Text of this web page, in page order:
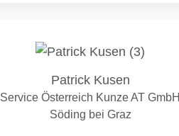
Kusen
Patrick Kusen
Service Österreich Kunze AT GmbH
Söding bei Graz